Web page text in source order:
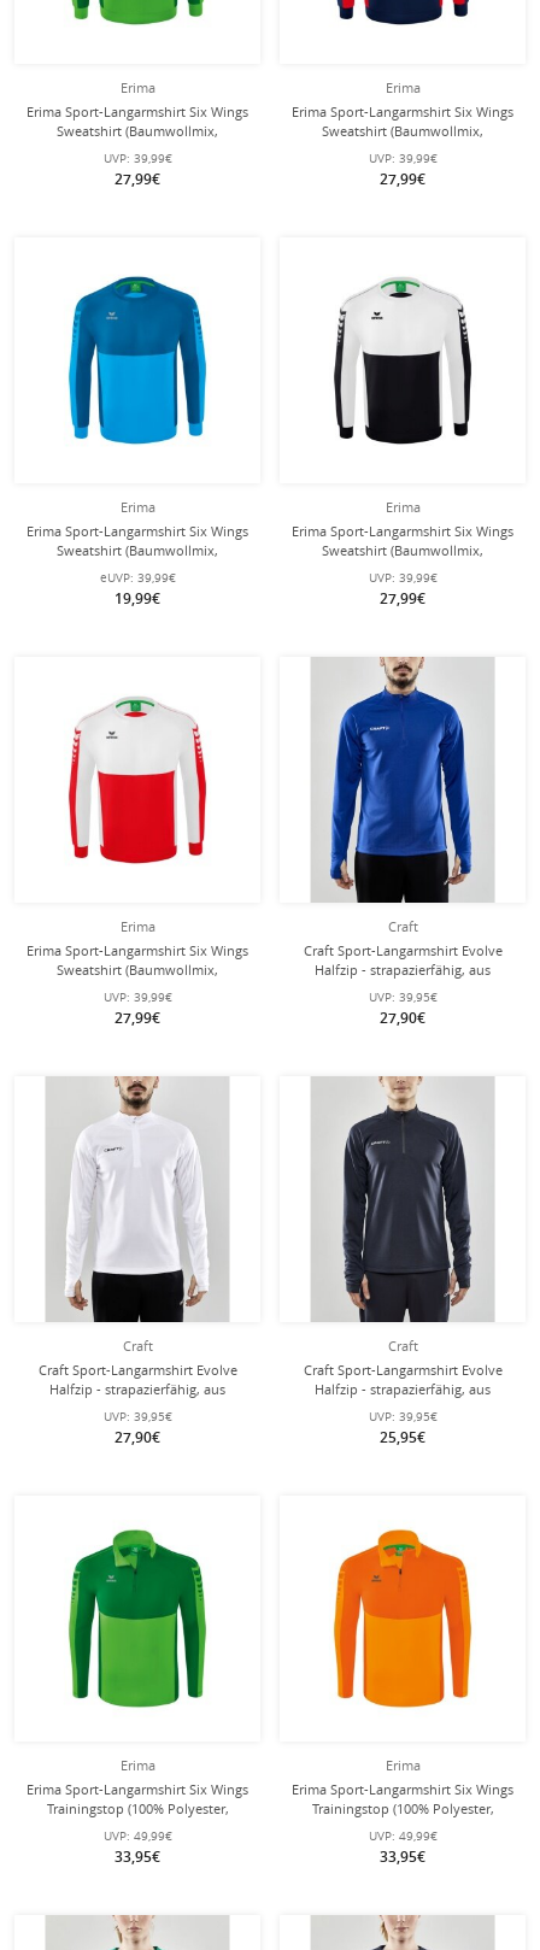
Erima
Erima Sport-Langarmshirt Six Wings
Sweatshirt (Baumwollmix,
funktionell) grün/smaragd Jungen
UVP: 39,99€
27,99€
Erima
Erima Sport-Langarmshirt Six Wings
Sweatshirt (Baumwollmix,
funktionell) navyblau/rot Jungen
UVP: 39,99€
27,99€
Erima
Erima Sport-Langarmshirt Six Wings
Sweatshirt (Baumwollmix,
funktionell) curacaoblau Jungen
eUVP: 39,99€
19,99€
Erima
Erima Sport-Langarmshirt Six Wings
Sweatshirt (Baumwollmix,
funktionell) schwarz/weiss Jungen
UVP: 39,99€
27,99€
Erima
Erima Sport-Langarmshirt Six Wings
Sweatshirt (Baumwollmix,
funktionell) rot/weiss Jungen
UVP: 39,99€
27,99€
Craft
Craft Sport-Langarmshirt Evolve
Halfzip - strapazierfähig, aus
Stretchmaterial - kobaltblau Herren
UVP: 39,95€
27,90€
Craft
Craft Sport-Langarmshirt Evolve
Halfzip - strapazierfähig, aus
Stretchmaterial - weiss Herren
UVP: 39,95€
27,90€
Craft
Craft Sport-Langarmshirt Evolve
Halfzip - strapazierfähig, aus
Stretchmaterial - dunkelgrau Herren
UVP: 39,95€
25,95€
Erima
Erima Sport-Langarmshirt Six Wings
Trainingstop (100% Polyester,
Stehkragen, 1/2 Zip) grün/smaragd
Jungen
UVP: 49,99€
33,95€
Erima
Erima Sport-Langarmshirt Six Wings
Trainingstop (100% Polyester,
Stehkragen, 1/2 Zip) orange Jungen
UVP: 49,99€
33,95€